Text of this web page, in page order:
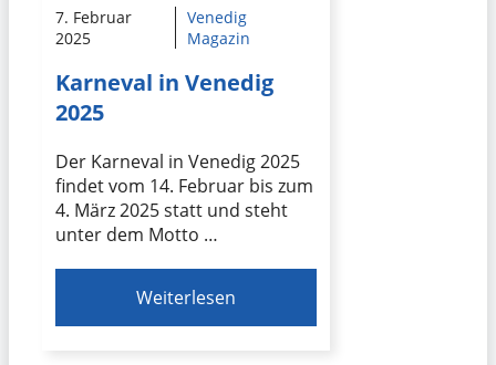
7. Februar
2025
Venedig
Magazin
Karneval in Venedig
2025
Der Karneval in Venedig 2025
findet vom 14. Februar bis zum
4. März 2025 statt und steht
unter dem Motto …
Weiterlesen